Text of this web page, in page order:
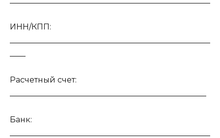
ИНН/КПП:
Расчетный счет:
Банк: